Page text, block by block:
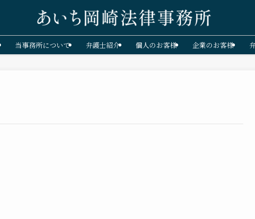
当事務所について 弁護士紹介 個人のお客様 企業のお客様